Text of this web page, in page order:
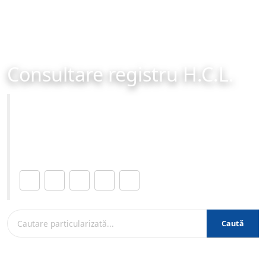
Consultare registru H.C.L.
Caută